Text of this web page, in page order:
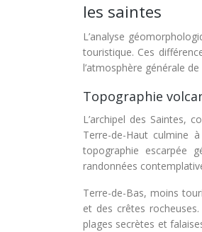
les saintes
L’analyse
touristique. Ces
l’atmosphère générale
Topographie
L’archipel des Saintes,
Terre-de-Haut culmine
topographie escarpée
randonnées
Terre-de-Bas, moins
et des crêtes
plages secrètes et